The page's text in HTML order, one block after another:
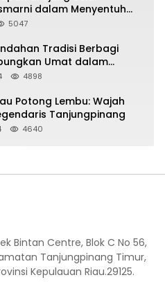
dalam Menyentuh
5047
Tradisi Berbagi
Umat dalam
Kebersamaan dalam
4898
Potong Lembu: Wajah
Tanjungpinang
4640
Bintan Centre, Blok C No 56,
Tanjungpinang Timur,
Kepulauan Riau.29125.